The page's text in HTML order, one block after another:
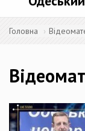
Головна